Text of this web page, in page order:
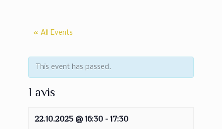
« All Events
This event has passed.
Lavis
22.10.2025 @ 16:30- 17:30